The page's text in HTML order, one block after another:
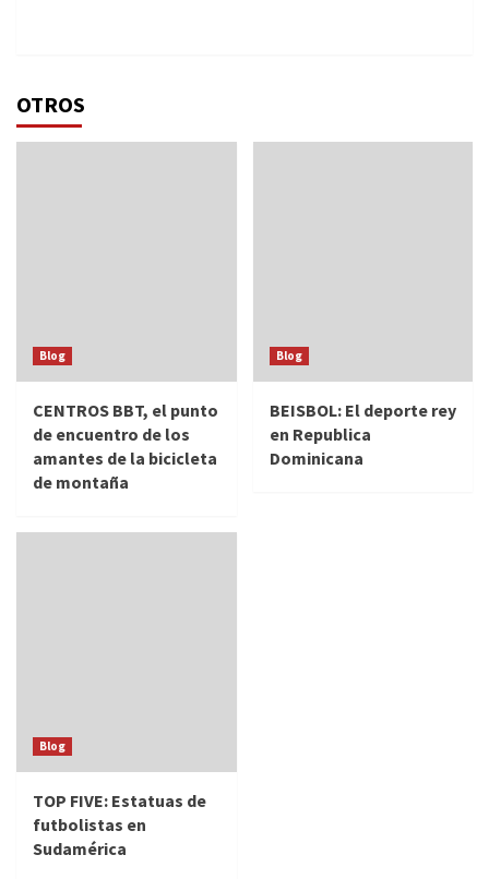
OTROS
Blog
CENTROS BBT, el punto
de encuentro de los
amantes de la bicicleta
de montaña
Blog
BEISBOL: El deporte rey
en Republica
Dominicana
Blog
TOP FIVE: Estatuas de
futbolistas en
Sudamérica